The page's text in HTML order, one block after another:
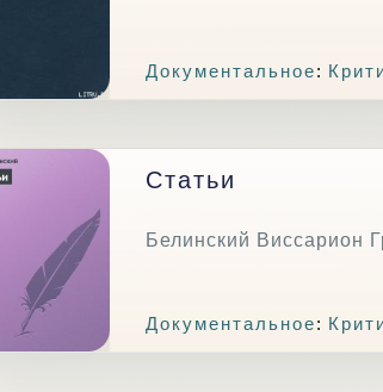
Документальное:
Статьи
Белинский Виссарион
Документальное: